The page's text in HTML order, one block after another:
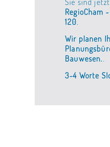
RegioCham
120.
Wir planen
Bauwesen..
3-4 Worte